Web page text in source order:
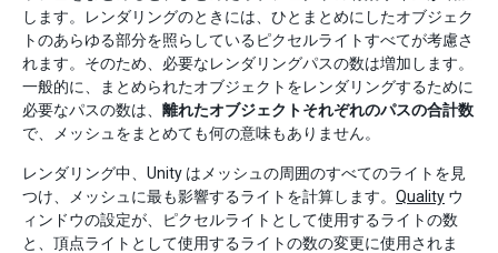
します。レンダリングのときには、ひとまとめにしたオブジェク
トのあらゆる部分を照らしているピクセルライトすべてが考慮さ
れます。そのため、必要なレンダリングパスの数は増加します。
一般的に、まとめられたオブジェクトをレンダリングするために
必要なパスの数は、 離れたオブジェクトそれぞれのパスの合計数
で、メッシュをまとめても何の意味もありません。
レンダリング中、Unity はメッシュの周囲のすべてのライトを見
つけ、メッシュに最も影響するライトを計算します。 Quality ウ
ィンドウの設定が、ピクセルライトとして使用するライトの数
と、頂点ライトとして使用するライトの数の変更に使用されま